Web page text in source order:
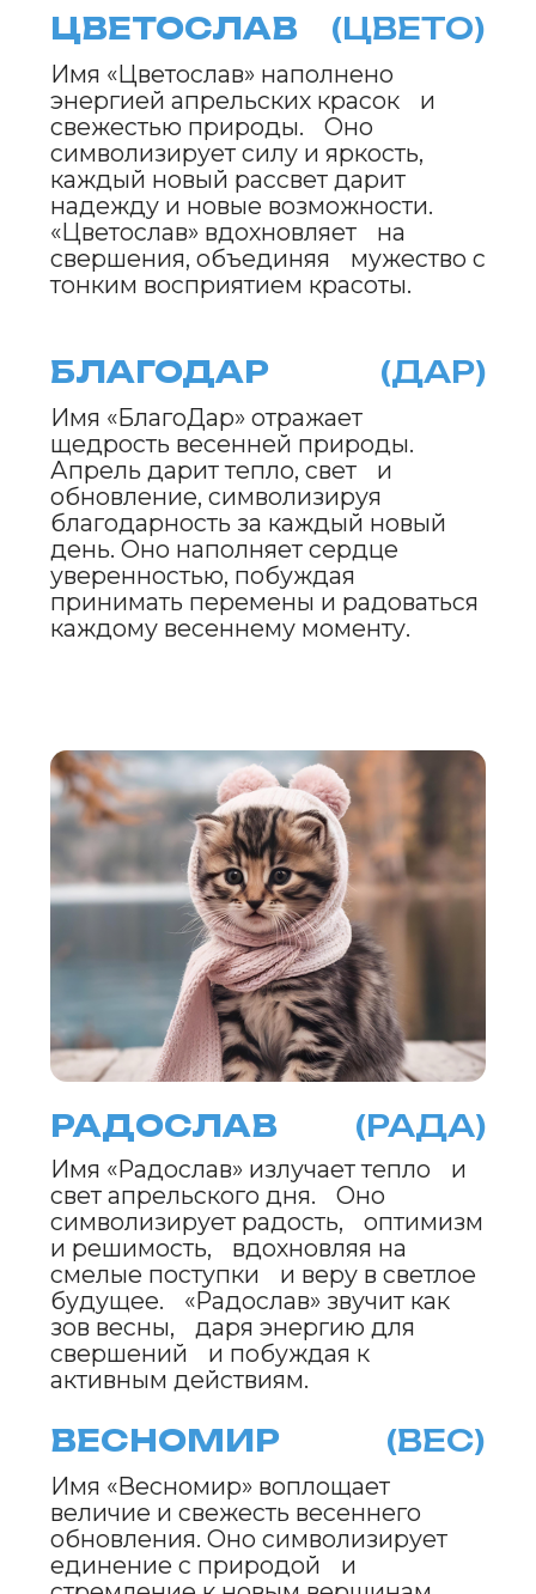
волшебство, освещающее путь к
новым победам.
ВИХРЕМИР (ВИХР)
Имя «Вихремир» отражает
динамику и силу весеннего ветра,
который приносит свежесть и
перемены. Оно символизирует
движение и решимость, вдохновляя
на активные поступки. «Вихремир»
побуждает к смелым шагам и
напоминает, что даже буря может
стать источником силы.
ERID: 2VtzqwqYoDE
ПОДРОБНЕЕ
МЯГКИЙ
ШАМПУНЬ
ДЛЯ СОБАК
И КОШЕК
TENDER
TOUCH
СИРЕНИК
Имя «Сиреник» наполнено
загадочностью и глубиной, как
мягкие сиреневые оттенки весеннего
заката. Оно символизирует
мудрость и силу эмоций, даря
вдохновение для творческих
свершений. «Сиреник» побуждает к
смелым начинаниям и напоминает,
что настоящая красота скрыта в
нежности чувств.
Имя «Мирослав» олицетворяет
обновления. Оно символизирует
мудрость и радость, даря
уверенность для великих
свершений. «Мирослав» вдохновляет
на поиск внутреннего равновесия и
стремление к миру.